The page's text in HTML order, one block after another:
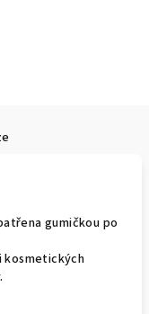
gumičkou po
kosmetických